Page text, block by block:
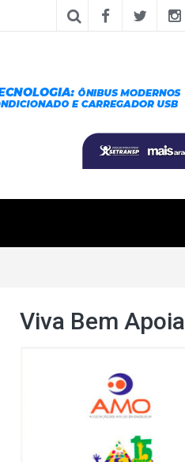
Viva Bem Apoia